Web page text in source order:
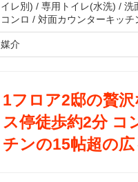
イレ別) / 専用トイレ(水洗) /
コンロ / 対面カウンターキッ
媒介
1フロア2邸の贅
ス停徒歩約2分 コ
チンの15帖超の